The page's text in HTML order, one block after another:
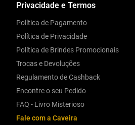
Privacidade e Termos
Política de Pagamento
Política de Privacidade
Política de Brindes Promocionais
Trocas e Devoluções
Regulamento de Cashback
Encontre o seu Pedido
FAQ - Livro Misterioso
Fale com a Caveira